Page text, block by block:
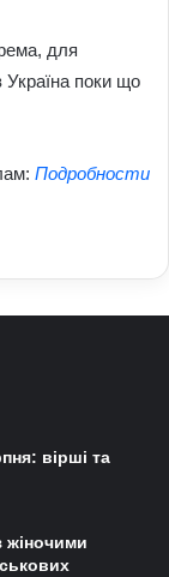
для
Україна поки що
Подробности
вірші та
жіночими